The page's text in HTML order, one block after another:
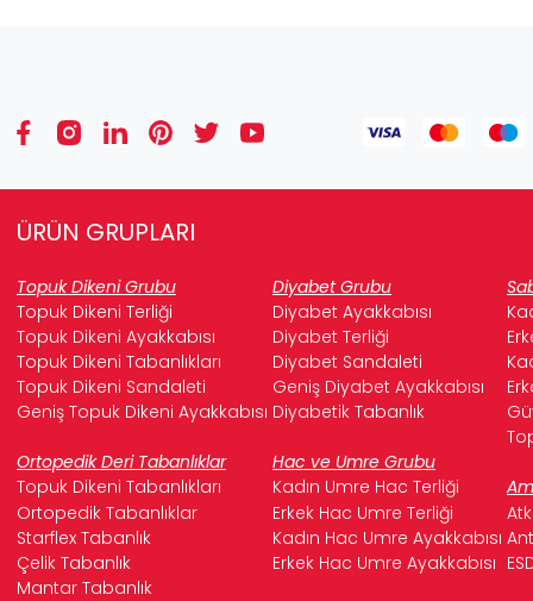
ÜRÜN GRUPLARI
Topuk Dikeni Grubu Diyabet Grubu
Topuk Dikeni Terliği
Diyabet Ayakkabısı
Topuk Dikeni Ayakkabısı
Diyabet Terliği
Topuk Dikeni Tabanlıkları
Diyabet Sandaleti
Topuk Dikeni Sandaleti
Geniş Diyabet Ayakkabısı
Geniş Topuk Dikeni Ayakkabısı Diyabetik Tabanlık
Ortopedik Deri Tabanlıklar
Hac ve Umre Grubu
Topuk Dikeni Tabanlıkları
Kadın Umre Hac Terliği
Ortopedik Tabanlıklar
Erkek Hac Umre Terliği
Starflex Tabanlık
Kadın Hac Umre Ayakkabısı
Çelik Tabanlık
Erkek Hac Umre Ayakkabısı
Mantar Tabanlık